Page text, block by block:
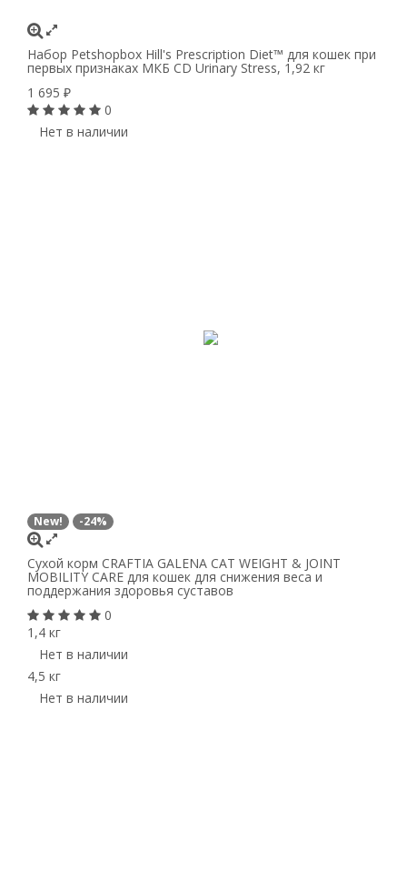
Набор Petshopbox Hill's Prescription Diet™ для кошек при
первых признаках МКБ CD Urinary Stress, 1,92 кг
1 695 ₽
0
Нет в наличии
New! -24%
Сухой корм CRAFTIA GALENA CAT WEIGHT & JOINT
MOBILITY CARE для кошек для снижения веса и
поддержания здоровья суставов
0
1,4 кг
Нет в наличии
4,5 кг
Нет в наличии